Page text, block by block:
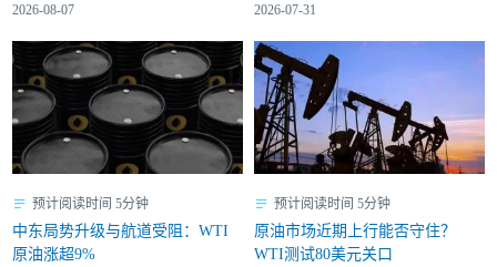
2026-08-07 2026-07-31
预计阅读时间 5分钟
中东局势升级与航道受阻：WTI
原油涨超9%
预计阅读时间 5分钟
原油市场近期上行能否守住？
WTI测试80美元关口